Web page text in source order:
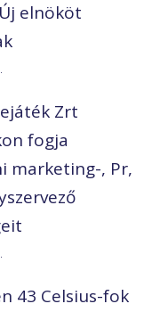
elnököt
Zrt
fogja
marketing-, Pr,
43 Celsius-fok